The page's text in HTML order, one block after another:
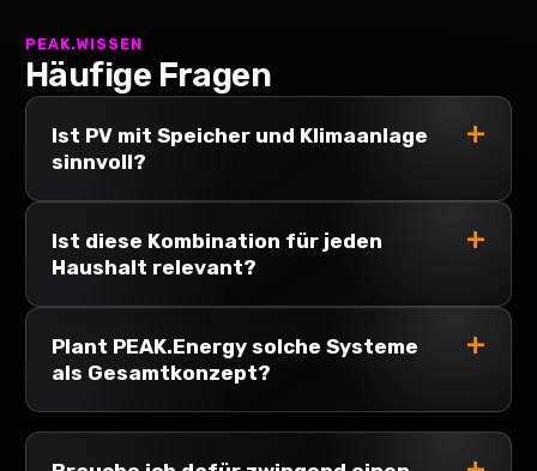
PEAK.WISSEN
Häufige Fragen
Ist PV mit Speicher und Klimaanlage
sinnvoll?
Ist diese Kombination für jeden
Haushalt relevant?
Plant PEAK.Energy solche Systeme
als Gesamtkonzept?